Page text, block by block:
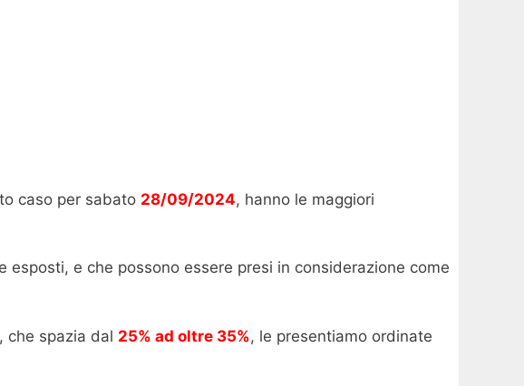
caso per sabato 28/09/2024, hanno le maggiori
e che possono essere presi in considerazione come
che spazia dal 25% ad oltre 35%, le presentiamo ordinate